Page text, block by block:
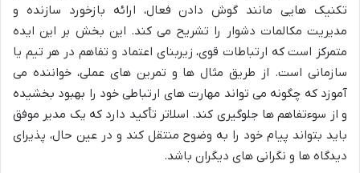
تکنیک هایی مانند گوش دادن فعال، ارائه بازخورد سازنده و
مدیریت مکالمات دشوار را تشریح می کند. این بخش بر این ایده
متمرکز است که ارتباطات قوی، زیربنای اعتماد و تفاهم در هر تیم یا
سازمانی است. از طریق مثال ها و تمرین های عملی، خواننده می
آموزد که چگونه می تواند مهارت های ارتباطی خود را بهبود بخشیده
و از سوءتفاهم ها جلوگیری کند. اسلاتر تأکید دارد که یک مدیر موفق
باید بتواند پیام خود را به وضوح منتقل کند و در عین حال، پذیرای
دیدگاه ها و نگرانی های دیگران باشد.